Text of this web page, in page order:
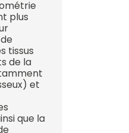
plus
tissus
de la
et
que la